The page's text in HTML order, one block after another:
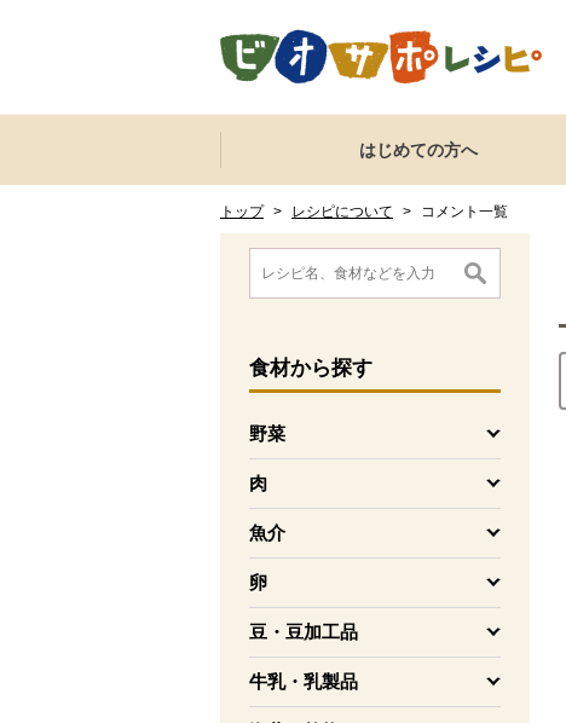
ここからサイト内共通メニューです。
サイト内共通メニューをスキップする
はじめての方へ
トップ > レシピについて > コメント一覧
ここから消費材検索メニューです。
食材から探す
野菜
を開く
肉
を開く
魚介
を開く
卵
を開く
豆・豆加工品
を開く
牛乳・乳製品
を開く
消費材検索メニューここまで。
ここから本文です。